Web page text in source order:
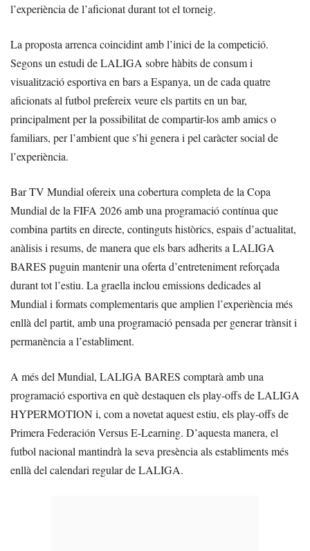
l’experiència de l’aficionat durant tot el torneig.
La proposta arrenca coincidint amb l’inici de la competició.
Segons un estudi de LALIGA sobre hàbits de consum i
visualització esportiva en bars a Espanya, un de cada quatre
aficionats al futbol prefereix veure els partits en un bar,
principalment per la possibilitat de compartir-los amb amics o
familiars, per l’ambient que s’hi genera i pel caràcter social de
l’experiència.
Bar TV Mundial ofereix una cobertura completa de la Copa
Mundial de la FIFA 2026 amb una programació contínua que
combina partits en directe, continguts històrics, espais d’actualitat,
anàlisis i resums, de manera que els bars adherits a LALIGA
BARES puguin mantenir una oferta d’entreteniment reforçada
durant tot l’estiu. La graella inclou emissions dedicades al
Mundial i formats complementaris que amplien l’experiència més
enllà del partit, amb una programació pensada per generar trànsit i
permanència a l’establiment.
A més del Mundial, LALIGA BARES comptarà amb una
programació esportiva en què destaquen els play-offs de LALIGA
HYPERMOTION i, com a novetat aquest estiu, els play-offs de
Primera Federación Versus E-Learning. D’aquesta manera, el
futbol nacional mantindrà la seva presència als establiments més
enllà del calendari regular de LALIGA.